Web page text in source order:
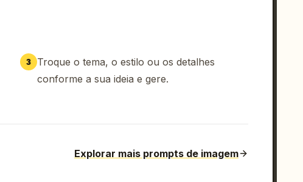
3
Troque o tema, o estilo ou os detalhes
conforme a sua ideia e gere.
Explorar mais prompts de imagem